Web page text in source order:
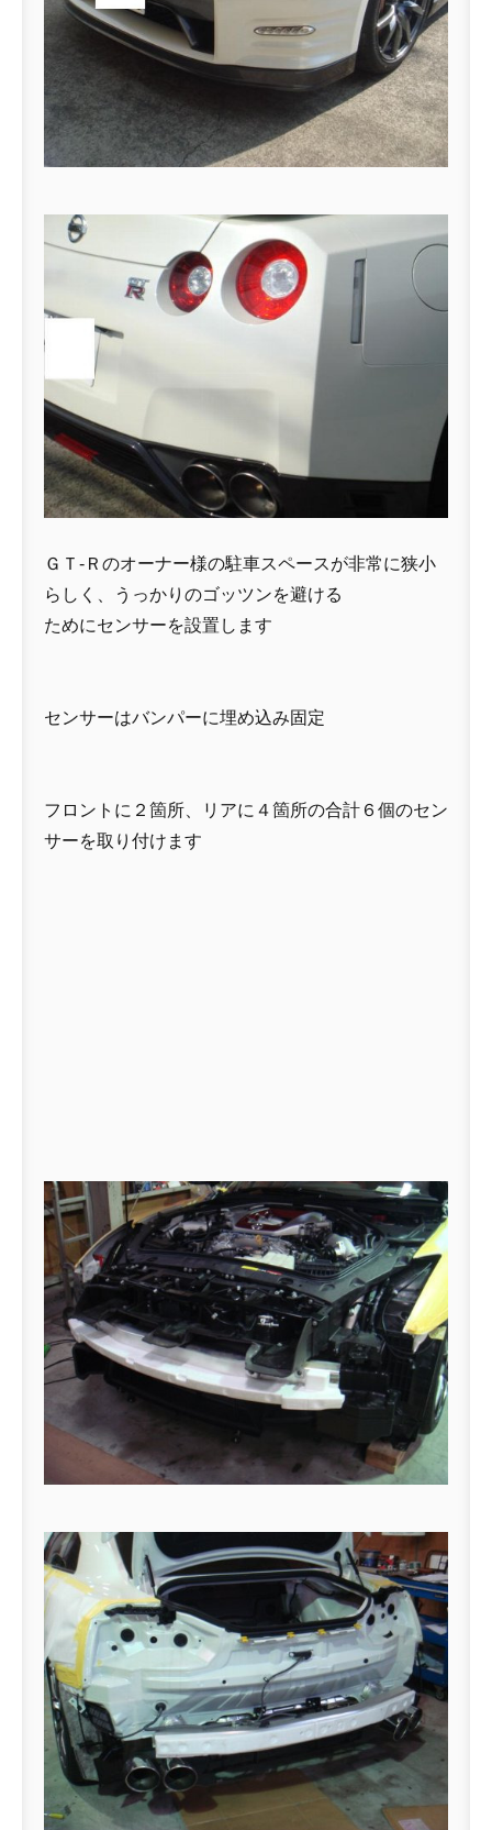
ＧＴ-Ｒのオーナー様の駐車スペースが非常に狭小
らしく、うっかりのゴッツンを避ける
ためにセンサーを設置します
センサーはバンパーに埋め込み固定
フロントに２箇所、リアに４箇所の合計６個のセン
サーを取り付けます